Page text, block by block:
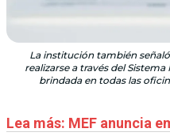
La institución también
realizarse a través del
brindada en todas las
Lea más: MEF anuncia